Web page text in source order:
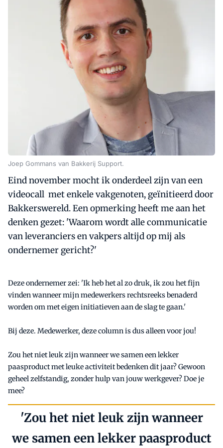
Joep Gommans van Bakkerij Support.
Eind november mocht ik onderdeel zijn van een
videocall met enkele vakgenoten, geïnitieerd door
Bakkerswereld. Een opmerking heeft me aan het
denken gezet: 'Waarom wordt alle communicatie
van leveranciers en vakpers altijd op mij als
ondernemer gericht?'
Deze ondernemer zei: 'Ik heb het al zo druk, ik zou het fijn
vinden wanneer mijn medewerkers rechtsreeks benaderd
worden om met eigen initiatieven aan de slag te gaan.'
Bij deze. Medewerker, deze column is dus alleen voor jou!
Zou het niet leuk zijn wanneer we samen een lekker
paasproduct met leuke activiteit bedenken dit jaar? Gewoon
geheel zelfstandig, zonder hulp van jouw werkgever? Doe je
mee?
'Zou het niet leuk zijn wanneer
we samen een lekker paasproduct